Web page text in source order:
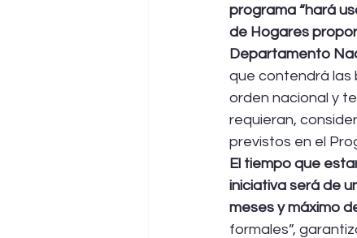
programa “hará
de Hogares
Departamento
que contendrá las
orden nacional y
requieran,
previstos en el
El tiempo que
iniciativa será de
meses y máximo
formales”,